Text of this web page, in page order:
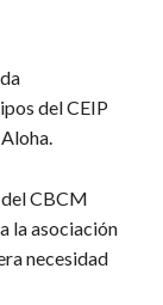
del CEIP
CBCM
la asociación
necesidad